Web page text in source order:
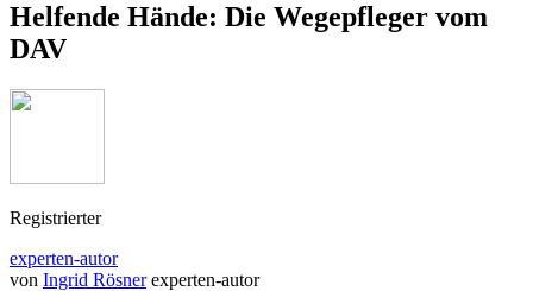
Helfende Hände: Die Wegepfleger vom
DAV
Registrierter
experten-autor
von Ingrid Rösner experten-autor